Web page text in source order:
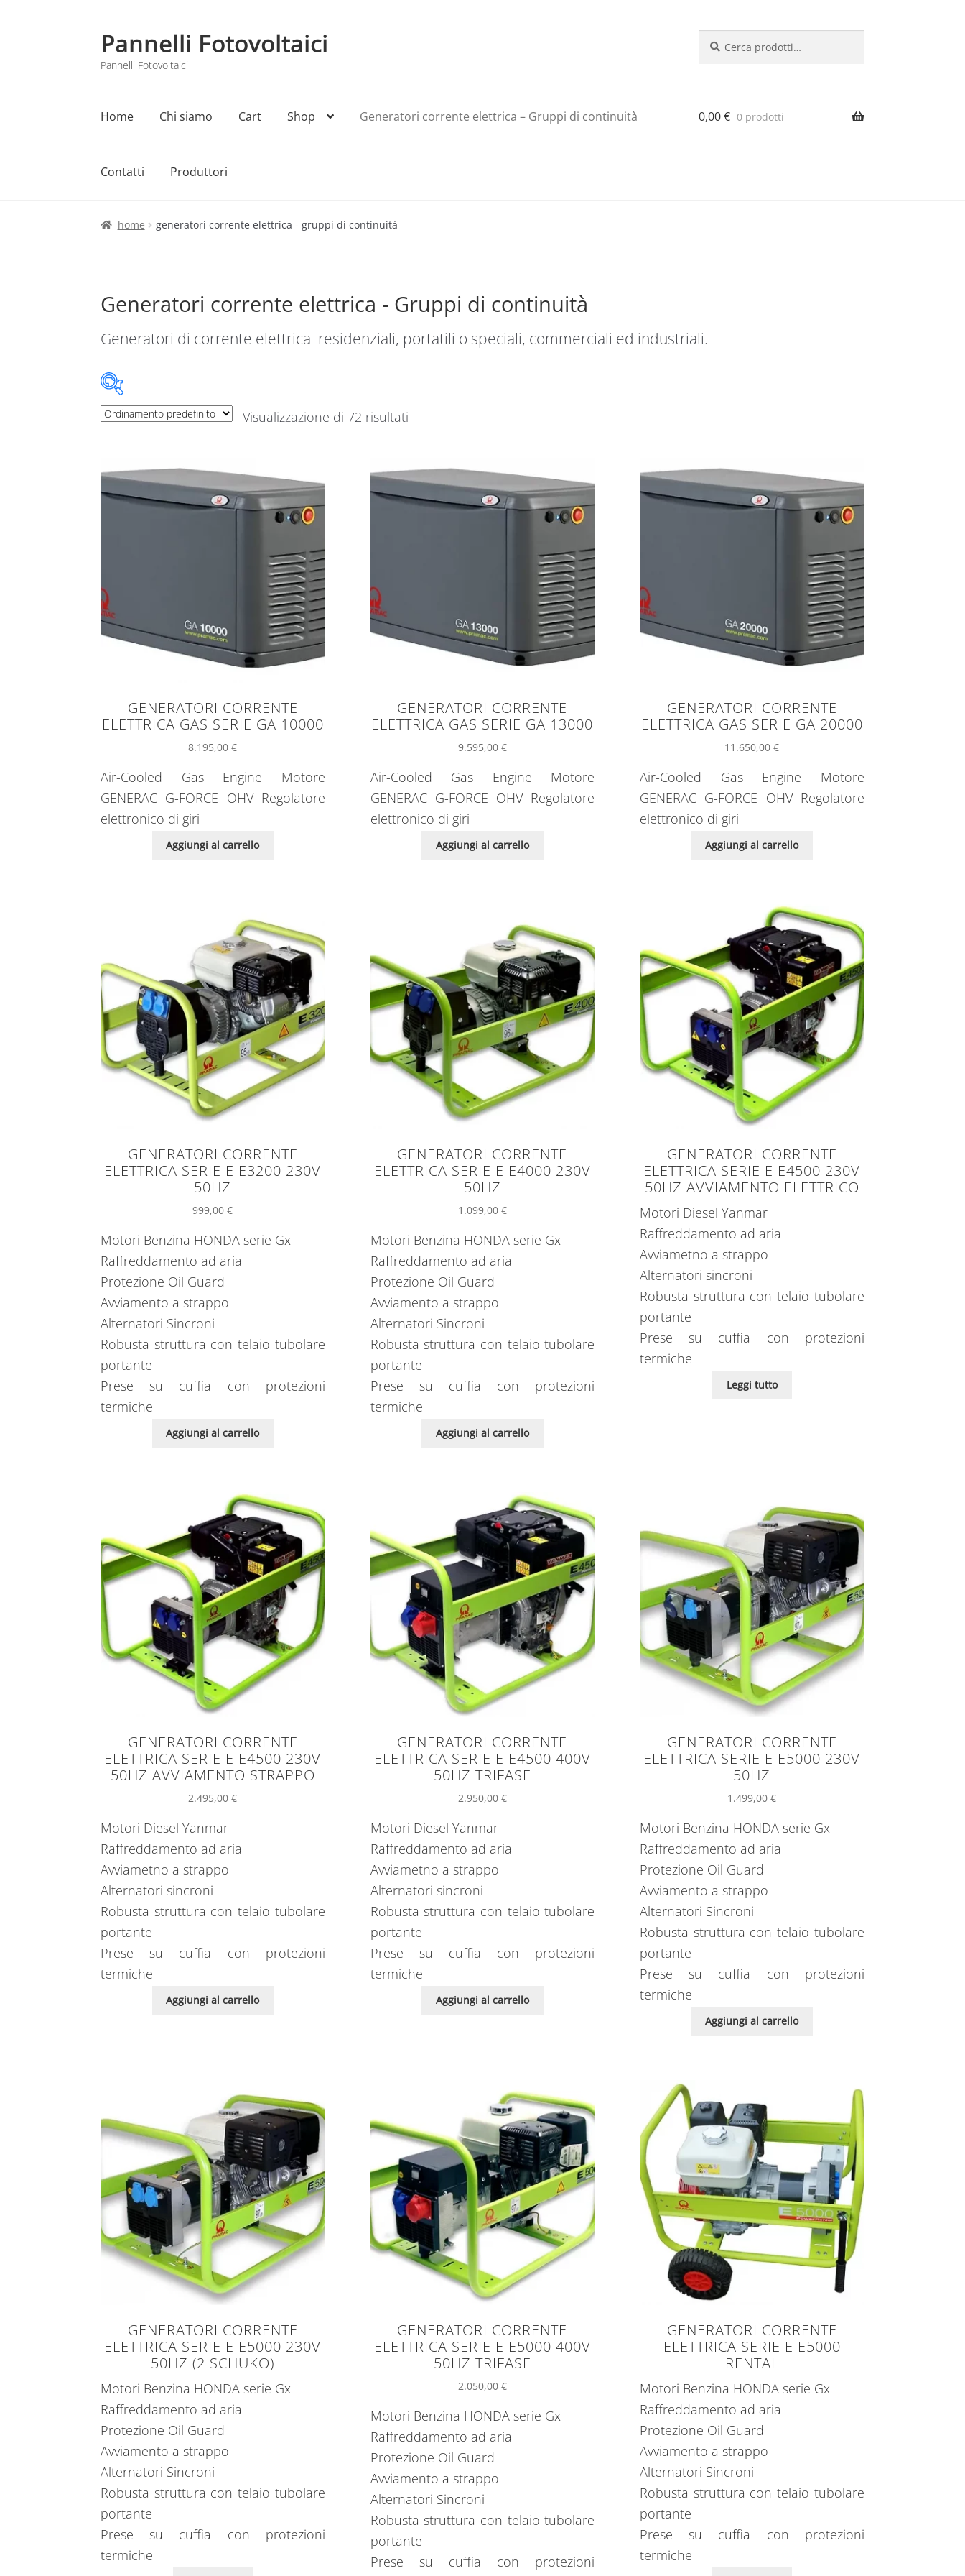
Vai
alla
navigazione
Vai
al
contenuto
Pannelli Fotovoltaici
Pannelli Fotovoltaici
Home Chi siamo Cart Shop Generatori corrente elettrica – Gruppi di continuità
Contatti Produttori
Home Cart Checkout Chi siamo Contatti My account Produttori
0,00€ 0 prodotti
home generatori corrente elettrica - gruppi di continuità
Generatori corrente elettrica - Gruppi di continuità
Generatori di corrente elettrica residenziali, portatili o speciali, commerciali ed industriali.
Categorie prodottoVisualizzazione di 72 risultati
GENERATORI CORRENTE
ELETTRICA GAS SERIE GA 10000
8.195,00€
Air-Cooled Gas Engine Motore
GENERAC G-FORCE OHV Regolatore
elettronico di giri
Aggiungi al carrello
GENERATORI CORRENTE
ELETTRICA GAS SERIE GA 13000
9.595,00 €
Air-Cooled Gas Engine Motore
GENERAC G-FORCE OHV Regolatore
elettronico di giri
Aggiungi al carrello
GENERATORI CORRENTE
ELETTRICA GAS SERIE GA 20000
11.650,00€
Air-Cooled Gas Engine Motore
GENERAC G-FORCE OHV Regolatore
elettronico di giri
Aggiungi al carrello
GENERATORI CORRENTE
ELETTRICA SERIE E E3200 230V
50HZ
999,00€
Motori Benzina HONDA serie Gx
Raffreddamento ad aria
Protezione Oil Guard
Avviamento a strappo
Alternatori Sincroni
Robusta struttura con telaio tubolare
portante
Prese su cuffia con protezioni
termiche
Aggiungi al carrello
GENERATORI CORRENTE
ELETTRICA SERIE E E4000 230V
50HZ
1.099,00 €
Motori Benzina HONDA serie Gx
Raffreddamento ad aria
Protezione Oil Guard
Avviamento a strappo
Alternatori Sincroni
Robusta struttura con telaio tubolare
portante
Prese su cuffia con protezioni
termiche
Aggiungi al carrello
GENERATORI CORRENTE
ELETTRICA SERIE E E4500 230V
50HZ AVVIAMENTO ELETTRICO
Motori Diesel Yanmar
Raffreddamento ad aria
Avviametno a strappo
Alternatori sincroni
Robusta struttura con telaio tubolare
portante
Prese su cuffia con protezioni
termiche
Leggi tutto
GENERATORI CORRENTE
ELETTRICA SERIE E E4500 230V
50HZ AVVIAMENTO STRAPPO
2.495,00€
Motori Diesel Yanmar
Raffreddamento ad aria
Avviametno a strappo
Alternatori sincroni
Robusta struttura con telaio tubolare
portante
Prese su cuffia con protezioni
termiche
Aggiungi al carrello
GENERATORI CORRENTE
ELETTRICA SERIE E E4500 400V
50HZ TRIFASE
2.950,00 €
Motori Diesel Yanmar
Raffreddamento ad aria
Avviametno a strappo
Alternatori sincroni
Robusta struttura con telaio tubolare
portante
Prese su cuffia con protezioni
termiche
Aggiungi al carrello
GENERATORI CORRENTE
ELETTRICA SERIE E E5000 230V
50HZ
1.499,00€
Motori Benzina HONDA serie Gx
Raffreddamento ad aria
Protezione Oil Guard
Avviamento a strappo
Alternatori Sincroni
Robusta struttura con telaio tubolare
portante
Prese su cuffia con protezioni
termiche
Aggiungi al carrello
GENERATORI CORRENTE
ELETTRICA SERIE E E5000 230V
50HZ (2 SCHUKO)
Motori Benzina HONDA serie Gx
Raffreddamento ad aria
Protezione Oil Guard
Avviamento a strappo
Alternatori Sincroni
Robusta struttura con telaio tubolare
portante
Prese su cuffia con protezioni
termiche
GENERATORI CORRENTE
ELETTRICA SERIE E E5000 400V
50HZ TRIFASE
2.050,00 €
Motori Benzina HONDA serie Gx
Raffreddamento ad aria
Protezione Oil Guard
Avviamento a strappo
Alternatori Sincroni
Robusta struttura con telaio tubolare
portante
Prese su cuffia con protezioni
GENERATORI CORRENTE
ELETTRICA SERIE E E5000
RENTAL
Motori Benzina HONDA serie Gx
Raffreddamento ad aria
Protezione Oil Guard
Avviamento a strappo
Alternatori Sincroni
Robusta struttura con telaio tubolare
portante
Prese su cuffia con protezioni
termiche